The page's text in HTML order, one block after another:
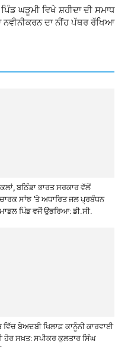
ਘੜੂਮੀ ਵਿਖੇ ਸ਼ਹੀਦਾ ਦੀ ਸਮਾਧ
ਨਵੀਨੀਕਰਨ ਦਾ ਨੀਂਹ ਪੱਥਰ ਰੱਖਿਆ
ਬਠਿੰਡਾ ਭਾਰਤ ਸਰਕਾਰ ਵੱਲੋਂ
ਸਾਂਝ ‘ਤੇ ਅਧਾਰਿਤ ਜਲ ਪ੍ਰਬੰਧਨ
ਪਿੰਡ ਵਜੋਂ ਉਭਰਿਆ: ਡੀ.ਸੀ.
ਵਿੱਚ ਬੇਅਦਬੀ ਖਿਲਾਫ਼ ਕਾਨੂੰਨੀ ਕਾਰਵਾਈ
ਹੋਰ ਸਖ਼ਤ: ਸਪੀਕਰ ਕੁਲਤਾਰ ਸਿੰਘ